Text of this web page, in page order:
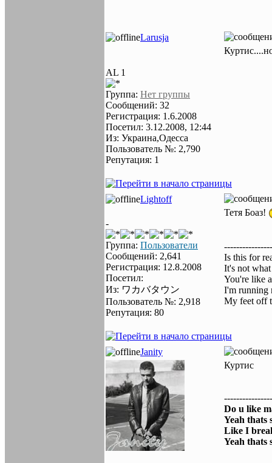
Larusja
AL 1
Группа: Нет группы
Сообщений: 32
Регистрация: 1.6.2008
Посетил: 3.12.2008, 12:44
Из: Украина,Одесса
Пользователь №: 2,790
Репутация: 1
Lightoff
-
Группа: Пользователи
Сообщений: 2,641
Регистрация: 12.8.2008
Посетил:
Из: ワカバタウン
Пользователь №: 2,918
Репутация: 80
Тетя Боаз!
Is this for
It's not what
You're like
I'm running
My feet off
Janity
Куртис
Do u like
Yeah thats
Like I
Yeah thats